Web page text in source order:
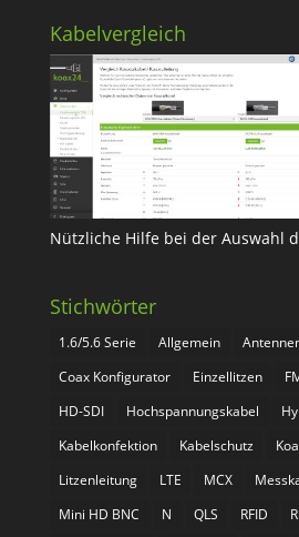
Kabelvergleich
Nützliche Hilfe bei der Auswahl
Stichwörter
1.6/5.6 Serie Allgemein
Coax Konfigurator
Einzellitzen
HD-SDI
Hochspannungskabel
Kabelkonfektion
Kabelschutz
Litzenleitung
LTE MCX
Mini HD BNC
N QLS RFID